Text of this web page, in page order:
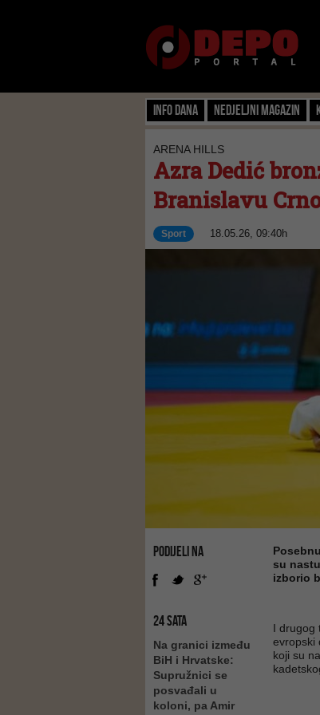
Info dana Nedjeljni magazin
ARENA HILLS
Azra Dedić
Branislavu
Sport 18.05.26, 09:40h
PODIJELI NA
24 SATA
Na granici između
BiH i Hrvatske:
Supružnici se
posvađali u
koloni, pa Amir
su
izborio
I drugog
evropski
koji su